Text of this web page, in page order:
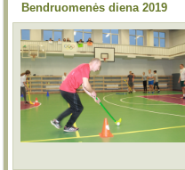
Bendruomenės diena 2019